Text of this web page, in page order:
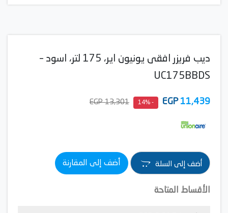
ديب فريزر افقى يونيون اير، 175 لتر، اسود –
UC175BBDS
11,439
EGP
- 14%
13,301 EGP
أضف إلى السلة أضف إلى المقارنة
الأقساط المتاحة